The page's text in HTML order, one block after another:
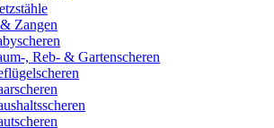
Zangen
, Reb- & Gartenscheren